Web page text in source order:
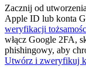
Naucz się
Dowiedz się,
Zacznij od
Apple ID lub konta
weryfikacji
włącz Google 2FA,
phishingowy, aby
Utwórz i zweryfikuj